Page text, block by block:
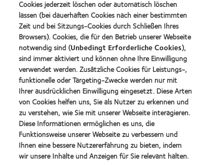
mit
MyDay™
(2013)
VDCO
Young
Förderer
Spectaris
Mitglied
Learn
more
about
2019
BCLA
Industry
Award
Winner
Learn
more
about
German
Innovation
Award'22
Unsere Produkte
Kontaktlinsentechnologie
Cookies jederzeit löschen oder automatisch löschen
lassen (bei dauerhaften Cookies nach einer bestimmten
Zeit und bei Sitzungs-Cookies durch Schließen Ihres
Browsers). Cookies, die für den Betrieb unserer Webseite
notwendig sind (Unbedingt Erforderliche Cookies),
sind immer aktiviert und können ohne Ihre Einwilligung
verwendet werden. Zusätzliche Cookies für Leistungs-,
funktionelle oder Targeting-Zwecke werden nur mit
Ihrer ausdrücklichen Einwilligung eingesetzt. Diese Arten
von Cookies helfen uns, Sie als Nutzer zu erkennen und
zu verstehen, wie Sie mit unserer Webseite interagieren.
Diese Informationen ermöglichen es uns, die
Funktionsweise unserer Webseite zu verbessern und
Ihnen eine bessere Nutzererfahrung zu bieten, indem
wir unsere Inhalte und Anzeigen für Sie relevant halten.